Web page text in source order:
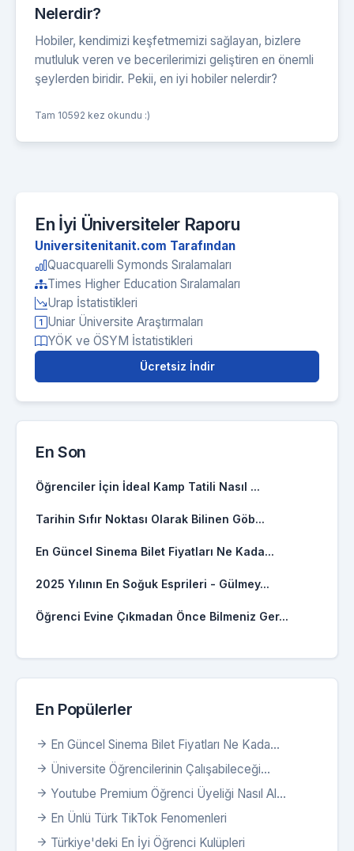
Nelerdir?
Hobiler, kendimizi keşfetmemizi sağlayan, bizlere
mutluluk veren ve becerilerimizi geliştiren en önemli
şeylerden biridir. Pekii, en iyi hobiler nelerdir?
Tam 10592 kez okundu :)
En İyi Üniversiteler Raporu
Universitenitanit.com Tarafından
Quacquarelli Symonds Sıralamaları
Times Higher Education Sıralamaları
Urap İstatistikleri
Uniar Üniversite Araştırmaları
YÖK ve ÖSYM İstatistikleri
Ücretsiz İndir
En Son
Öğrenciler İçin İdeal Kamp Tatili Nasıl ...
Tarihin Sıfır Noktası Olarak Bilinen Göb...
En Güncel Sinema Bilet Fiyatları Ne Kada...
2025 Yılının En Soğuk Esprileri - Gülmey...
Öğrenci Evine Çıkmadan Önce Bilmeniz Ger...
En Popülerler
En Güncel Sinema Bilet Fiyatları Ne Kada...
Üniversite Öğrencilerinin Çalışabileceği...
Youtube Premium Öğrenci Üyeliği Nasıl Al...
En Ünlü Türk TikTok Fenomenleri
Türkiye'deki En İyi Öğrenci Kulüpleri